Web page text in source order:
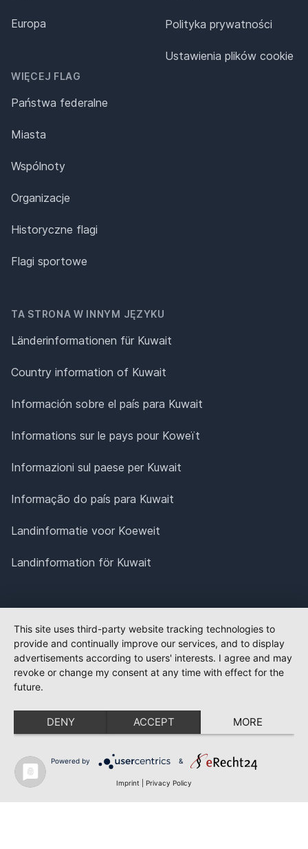
Europa
WIĘCEJ FLAG
Państwa federalne
Miasta
Wspólnoty
Organizacje
Historyczne flagi
Flagi sportowe
Polityka prywatności
Ustawienia plików cookie
TA STRONA W INNYM JĘZYKU
Länderinformationen für Kuwait
Country information of Kuwait
Información sobre el país para Kuwait
Informations sur le pays pour Koweït
Informazioni sul paese per Kuwait
Informação do país para Kuwait
Landinformatie voor Koeweit
Landinformation för Kuwait
This site uses third-party website tracking technologies to
provide and continually improve our services, and to display
advertisements according to users' interests. I agree and may
revoke or change my consent at any time with effect for the
future.
DENY ACCEPT MORE
Powered by &
Imprint Privacy Policy